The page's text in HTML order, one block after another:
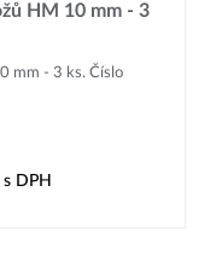
HM 10 mm - 3
mm - 3 ks. Číslo
s DPH